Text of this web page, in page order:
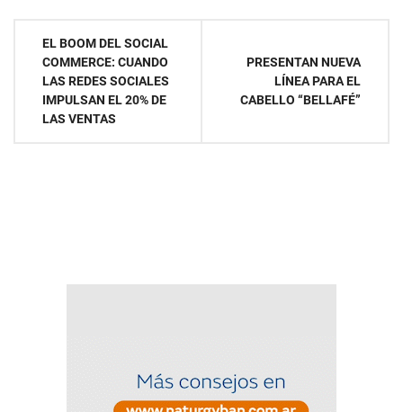
Navegación
entradas
EL BOOM DEL SOCIAL
COMMERCE: CUANDO
LAS REDES SOCIALES
IMPULSAN EL 20% DE
LAS VENTAS
PRESENTAN NUEVA
LÍNEA PARA EL
CABELLO “BELLAFÉ”